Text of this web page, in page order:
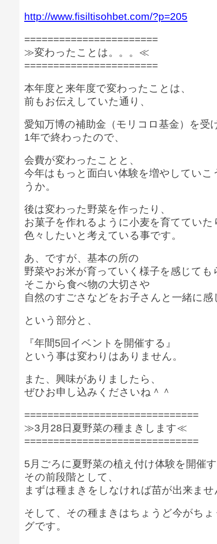
http://www.fisiltisohbet.com/?p=205
=======================
≫変わったことは。。。≪
=======================
本年度と来年度で変わったことは、
前もお伝えしていた通り、
愛知万博の補助金（モリコロ基金）を受
1年で終わったので、
会費が変わったことと、
今年はもっと面白い体験を増やしてい
うか。
後は変わった野菜を作ったり、
お菓子を作れるように小麦を育てていた
色々したいと考えている事です。
あ、ですが、基本の所の
野菜やお米が育っていく様子を感じても
そこから食べ物の大切さや
自然のすごさなどをお子さんと一緒に
という部分と、
『年間5回イベントを開催する』
という事は変わりはありません。
また、興味がありましたら、
ぜひお申し込みくださいね＾＾
==============================
≫3月28日夏野菜の種まきします≪
==============================
5月ごろに夏野菜の植え付け体験を開催
その前段階として、
まずは種まきをしなければ苗が出来ませ
そして、その種まきはちょうど今がち
グです。